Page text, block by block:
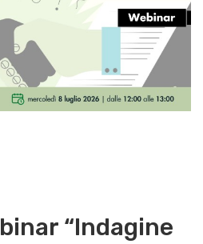
“Indagine